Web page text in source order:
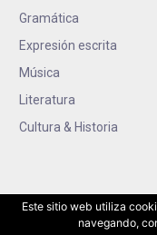
Gramática
Expresión escrita
Música
Literatura
Cultura & Historia
Este sitio web utiliza
navegando,